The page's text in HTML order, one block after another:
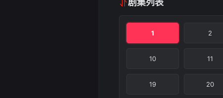
剧集列表
1 2
10 11
19 20